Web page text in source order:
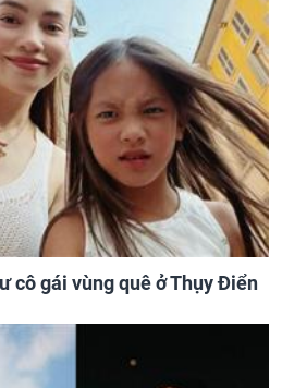
cô gái vùng quê ở Thụy Điển